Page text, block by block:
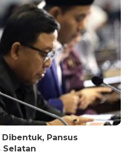
Dibentuk, Pansus
Selatan